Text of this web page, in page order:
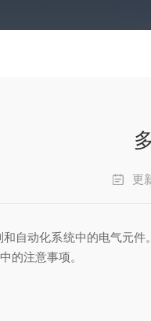
更
自动化系统中的电气元
的注意事项。